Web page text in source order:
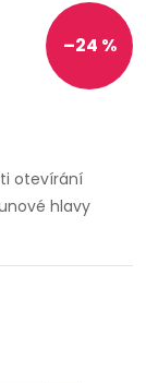
–24 %
otevírání
hlavy